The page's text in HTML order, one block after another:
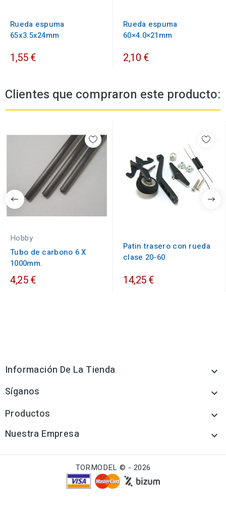
Rueda espuma
65x3.5x24mm
1,55 €
Rueda espuma
60×4.0×21mm
2,10 €
Clientes que compraron este producto:
Hobby
Tubo de carbono 6 X
1000mm.
4,25 €
Patin trasero con rueda
clase 20-60
14,25 €
Información De La Tienda 
Síganos 
Productos 
Nuestra Empresa 
TORMODEL © - 2026